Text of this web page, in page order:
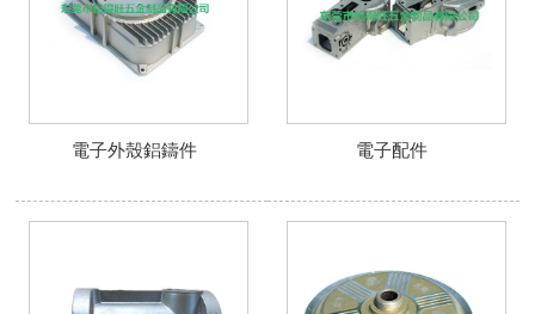
電子外殼鋁鑄件 電子配件